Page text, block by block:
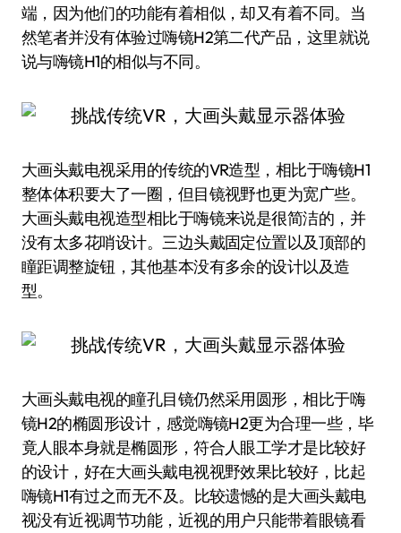
端，因为他们的功能有着相似，却又有着不同。当
然笔者并没有体验过嗨镜H2第二代产品，这里就说
说与嗨镜H1的相似与不同。
大画头戴电视采用的传统的VR造型，相比于嗨镜H1
整体体积要大了一圈，但目镜视野也更为宽广些。
大画头戴电视造型相比于嗨镜来说是很简洁的，并
没有太多花哨设计。三边头戴固定位置以及顶部的
瞳距调整旋钮，其他基本没有多余的设计以及造
型。
大画头戴电视的瞳孔目镜仍然采用圆形，相比于嗨
镜H2的椭圆形设计，感觉嗨镜H2更为合理一些，毕
竟人眼本身就是椭圆形，符合人眼工学才是比较好
的设计，好在大画头戴电视视野效果比较好，比起
嗨镜H1有过之而无不及。比较遗憾的是大画头戴电
视没有近视调节功能，近视的用户只能带着眼镜看